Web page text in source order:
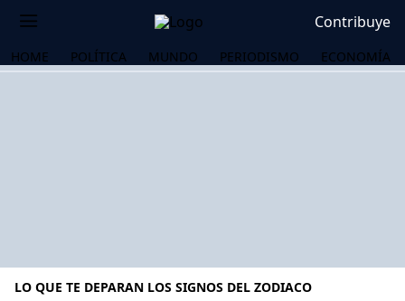
Contribuye
HOME POLÍTICA MUNDO PERIODISMO ECONOMÍA
LO QUE TE DEPARAN LOS SIGNOS DEL ZODIACO